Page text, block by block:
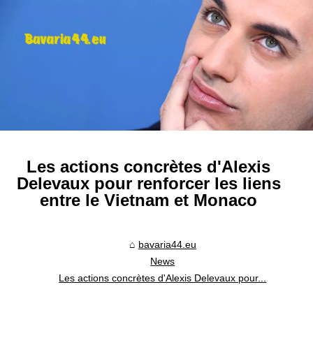
Les actions concrètes d'Alexis
Delevaux pour renforcer les liens
entre le Vietnam et Monaco
bavaria44.eu
News
Les actions concrètes d'Alexis Delevaux pour...